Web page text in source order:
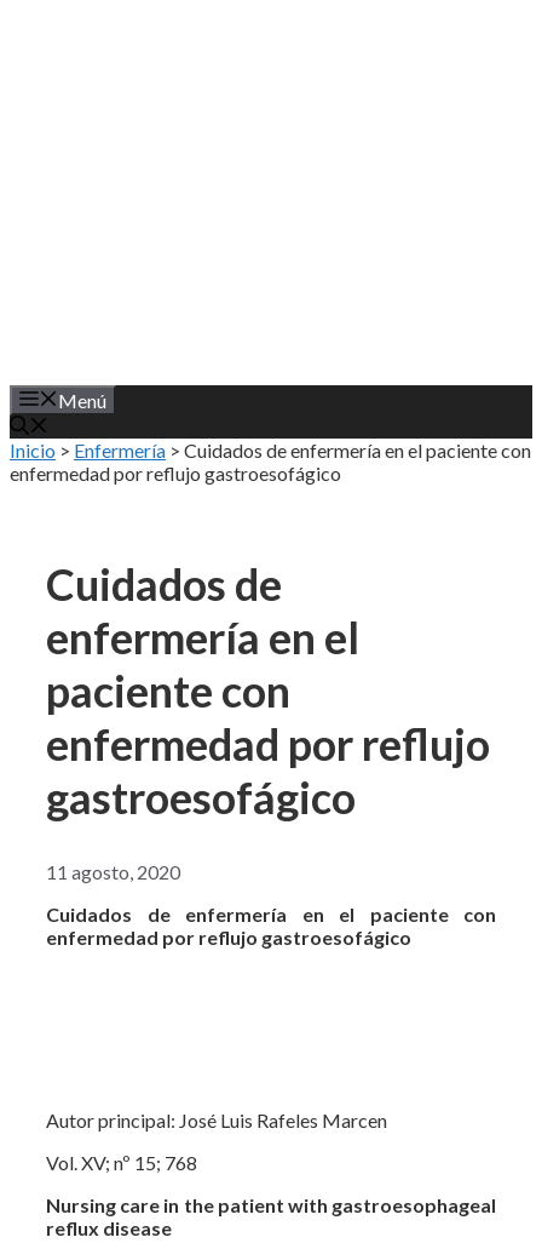
Menú
Inicio > Enfermería > Cuidados de enfermería en el paciente con
enfermedad por reflujo gastroesofágico
Cuidados de
enfermería en el
paciente con
enfermedad por reflujo
gastroesofágico
11 agosto, 2020
Cuidados de enfermería en el paciente con
enfermedad por reflujo gastroesofágico
Autor principal: José Luis Rafeles Marcen
Vol. XV; nº 15; 768
Nursing care in the patient with gastroesophageal
reflux disease